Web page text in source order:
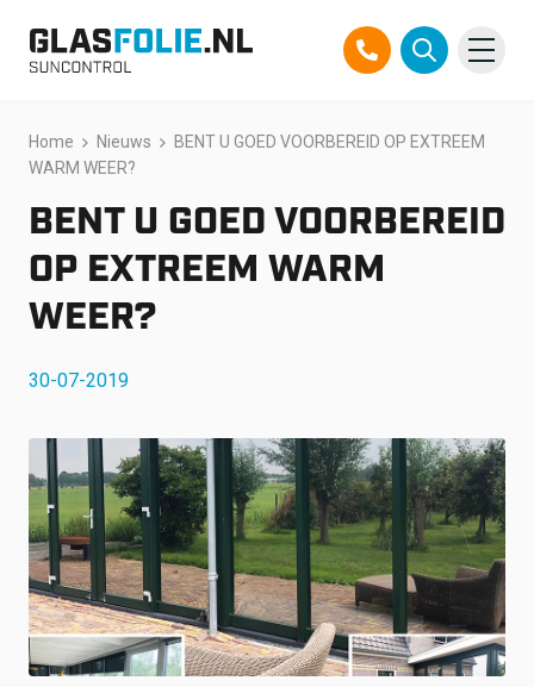
naar
inhoud
Producten
Oplossingen
Projecten
Referenties
Over ons
Over ons
Official Partner TEGO
Werken bij
Nieuws
Contact
FAQ
Shop
Inloggen
Home Nieuws
BENT U GOED VOORBEREID OP EXTREEM
WARM WEER?
BENT U GOED VOORBEREID
OP EXTREEM WARM
WEER?
30-07-2019